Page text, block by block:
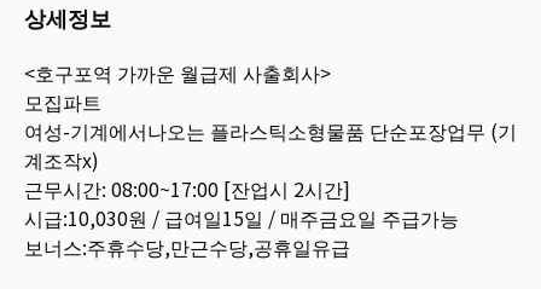
상세정보
<호구포역 가까운 월급제 사출회사>
모집파트
여성-기계에서나오는 플라스틱소형물품 단순포장업무 (기
계조작x)
근무시간: 08:00~17:00 [잔업시 2시간]
시급:10,030원 / 급여일15일 / 매주금요일 주급가능
보너스:주휴수당,만근수당,공휴일유급